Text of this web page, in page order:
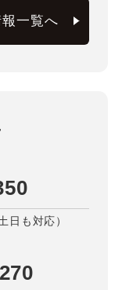
一覧へ
日も対応）